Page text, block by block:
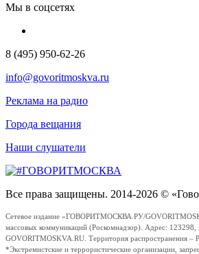
Мы в соцсетях
8 (495) 950-62-26
info@govoritmoskva.ru
Реклама на радио
Города вещания
Наши слушатели
Все права защищены. 2014-2026 ©
Сетевое издание «ГОВОРИТМОСКВА.РУ/
массовых коммуникаций (Роскомнадзор). Адрес:
GOVORITMOSKVA.RU. Территория распространения –
*Экстремистские и террористические организации,